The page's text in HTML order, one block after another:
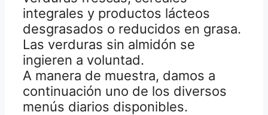
integrales y productos lácteos
desgrasados o reducidos en grasa.
Las verduras sin almidón se
ingieren a voluntad.
A manera de muestra, damos a
continuación uno de los diversos
menús diarios disponibles.